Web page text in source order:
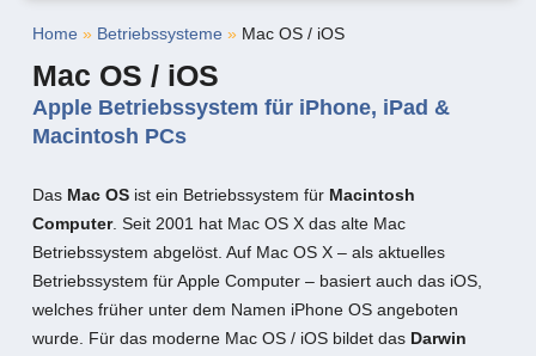
Home » Betriebssysteme »Mac OS / iOS
Mac OS / iOS
Apple Betriebssystem für iPhone, iPad &
Macintosh PCs
Das Mac OSist ein Betriebssystem für Macintosh
Computer. Seit 2001 hat Mac OS X das alte Mac
Betriebssystem abgelöst. Auf Mac OS X – als aktuelles
Betriebssystem für Apple Computer – basiert auch das iOS,
welches früher unter dem Namen iPhone OS angeboten
wurde. Für das moderne Mac OS / iOS bildet das Darwin